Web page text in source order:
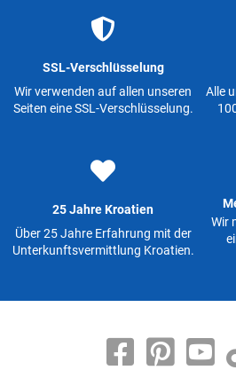
SSL-Verschlüsselung
Wir verwenden auf allen unseren
Seiten eine SSL-Verschlüsselung.
Alle
25 Jahre Kroatien
Über 25 Jahre Erfahrung mit der
Unterkunftsvermittlung Kroatien.
Wir